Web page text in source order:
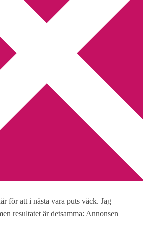
Författarfemman
Webbshop Amazon
Bloggmaraton
Min tv-blogg
/Google Adsense – Update!
– Update!
Google annons tagit vägen?
för att i nästa vara puts väck. Jag
resultatet är detsamma: Annonsen